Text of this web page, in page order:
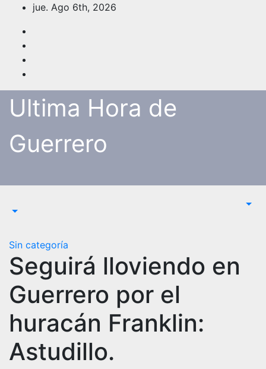
Saltar
contenido
jue. Ago 6th, 2026
Ultima Hora de
Guerrero
Sin categoría
Seguirá lloviendo en
Guerrero por el
huracán Franklin:
Astudillo.